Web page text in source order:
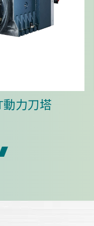
動力刀塔